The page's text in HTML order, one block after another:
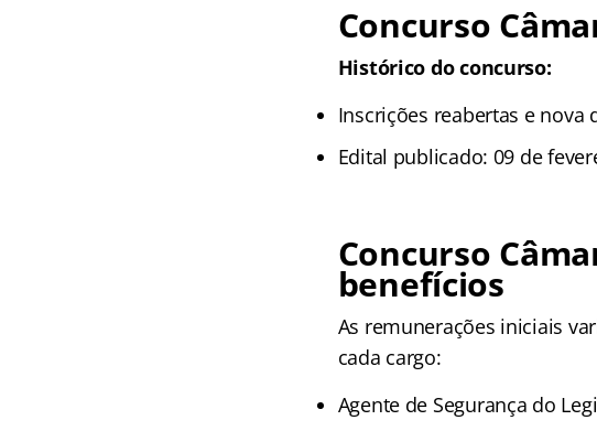
Concurso
Histórico do concurso:
Inscrições reabertas e nova
Edital publicado: 09 de
Concurso
benefícios
As remunerações iniciais
cada cargo:
Agente de Segurança do